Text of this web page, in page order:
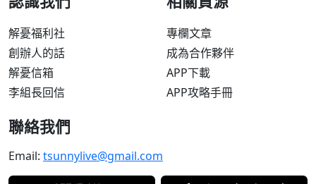
解憂福利社
創辦人的話
解憂信箱
李組長回信
專欄文章
成為合作夥伴
APP下載
APP攻略手冊
聯絡我們
Email: tsunnylive@gmail.com